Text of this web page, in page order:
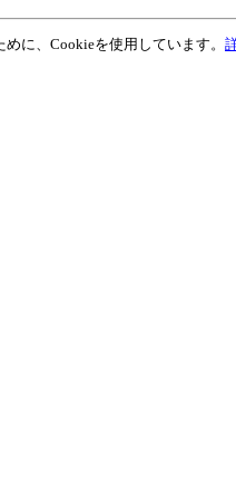
に、Cookieを使用しています。